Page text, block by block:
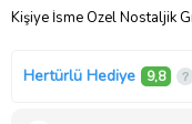
Kişiye İsme Özel Nostaljik
Hertürlü Hediye 9,8